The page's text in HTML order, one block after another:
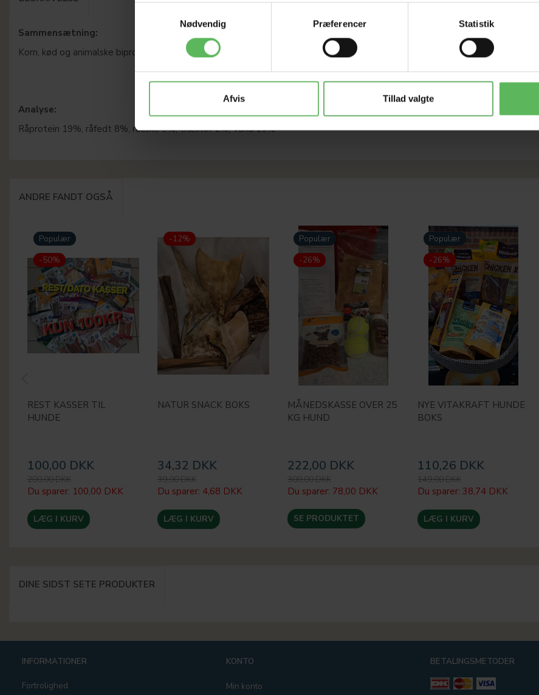
Nødvendig
Præferencer Statistik
Afvis Tillad valgte
Sammensætning:
Korn, kød og animalske biprodukter (min. 4% kylling), vegetabilske biprodukter,olier og fedtstoffer, propylenglycol.
Analyse:
Råprotein 19%, råfedt 8%, råaske 8%, træstof 2%, Vand 16%
ANDRE FANDT OGSÅ
Populær
-50%
REST KASSER TIL
HUNDE
100,00 DKK
200,00 DKK
Du sparer: 100,00 DKK
LÆG I KURV
-12%
NATUR SNACK BOKS
34,32 DKK
39,00 DKK
Du sparer: 4,68 DKK
LÆG I KURV
Populær
-26%
MÅNEDSKASSE OVER 25
KG HUND
222,00 DKK
300,00 DKK
Du sparer: 78,00 DKK
SE PRODUKTET
Populær
-26%
NYE VITAKRAFT HUNDE
BOKS
110,26 DKK
149,00 DKK
Du sparer: 38,74 DKK
LÆG I KURV
DINE SIDST SETE PRODUKTER
INFORMATIONER
Fortrolighed
KONTO
Min konto
BETALINGSMETODER